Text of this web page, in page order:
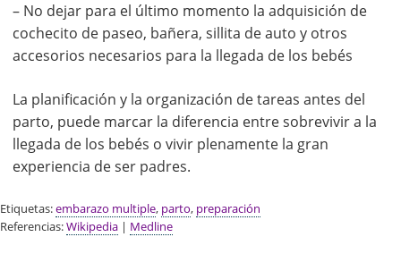
– No dejar para el último momento la adquisición de
cochecito de paseo, bañera, sillita de auto y otros
accesorios necesarios para la llegada de los bebés
La planificación y la organización de tareas antes del
parto, puede marcar la diferencia entre sobrevivir a la
llegada de los bebés o vivir plenamente la gran
experiencia de ser padres.
Etiquetas:embarazo multiple, parto, preparación
Referencias:Wikipedia | Medline